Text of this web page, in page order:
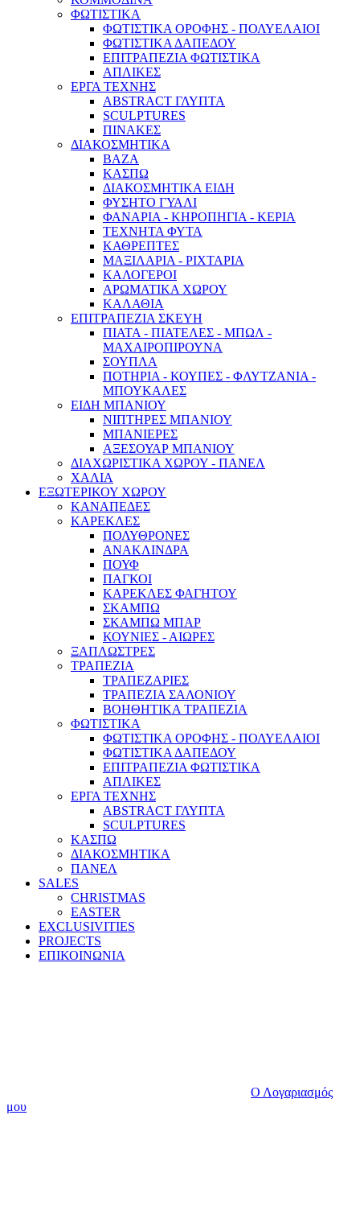
ΦΩΤΙΣΤΙΚΑ
ΦΩΤΙΣΤΙΚΑ ΟΡΟΦΗΣ - ΠΟΛΥΕΛΑΙΟΙ
ΦΩΤΙΣΤΙΚΑ ΔΑΠΕΔΟΥ
ΕΠΙΤΡΑΠΕΖΙΑ ΦΩΤΙΣΤΙΚΑ
ΑΠΛΙΚΕΣ
ΕΡΓΑ ΤΕΧΝΗΣ
ABSTRACT ΓΛΥΠΤΑ
SCULPTURES
ΠΙΝΑΚΕΣ
ΔΙΑΚΟΣΜΗΤΙΚΑ
ΒΑΖΑ
ΚΑΣΠΩ
ΔΙΑΚΟΣΜΗΤΙΚΑ ΕΙΔΗ
ΦΥΣΗΤΟ ΓΥΑΛΙ
ΦΑΝΑΡΙΑ - ΚΗΡΟΠΗΓΙΑ - ΚΕΡΙΑ
ΤΕΧΝΗΤΑ ΦΥΤΑ
ΚΑΘΡΕΠΤΕΣ
ΜΑΞΙΛΑΡΙΑ - ΡΙΧΤΑΡΙΑ
ΚΑΛΟΓΕΡΟΙ
ΑΡΩΜΑΤΙΚΑ ΧΩΡΟΥ
ΚΑΛΑΘΙΑ
ΕΠΙΤΡΑΠΕΖΙΑ ΣΚΕΥΗ
ΠΙΑΤΑ - ΠΙΑΤΕΛΕΣ - ΜΠΩΛ -
ΜΑΧΑΙΡΟΠΙΡΟΥΝΑ
ΣΟΥΠΛΑ
ΠΟΤΗΡΙΑ - ΚΟΥΠΕΣ - ΦΛΥΤΖΑΝΙΑ -
ΜΠΟΥΚΑΛΕΣ
ΕΙΔΗ ΜΠΑΝΙΟΥ
ΝΙΠΤΗΡΕΣ ΜΠΑΝΙΟΥ
ΜΠΑΝΙΕΡΕΣ
ΑΞΕΣΟΥΑΡ ΜΠΑΝΙΟΥ
ΔΙΑΧΩΡΙΣΤΙΚΑ ΧΩΡΟΥ - ΠΑΝΕΛ
ΧΑΛΙΑ
ΕΞΩΤΕΡΙΚΟΥ ΧΩΡΟΥ
ΚΑΝΑΠΕΔΕΣ
ΚΑΡΕΚΛΕΣ
ΠΟΛΥΘΡΟΝΕΣ
ΑΝΑΚΛΙΝΔΡΑ
ΠΟΥΦ
ΠΑΓΚΟΙ
ΚΑΡΕΚΛΕΣ ΦΑΓΗΤΟΥ
ΣΚΑΜΠΩ
ΣΚΑΜΠΩ ΜΠΑΡ
ΚΟΥΝΙΕΣ - ΑΙΩΡΕΣ
ΞΑΠΛΩΣΤΡΕΣ
ΤΡΑΠΕΖΙΑ
ΤΡΑΠΕΖΑΡΙΕΣ
ΤΡΑΠΕΖΙΑ ΣΑΛΟΝΙΟΥ
ΒΟΗΘΗΤΙΚΑ ΤΡΑΠΕΖΙΑ
ΦΩΤΙΣΤΙΚΑ
ΦΩΤΙΣΤΙΚΑ ΟΡΟΦΗΣ - ΠΟΛΥΕΛΑΙΟΙ
ΦΩΤΙΣΤΙΚΑ ΔΑΠΕΔΟΥ
ΕΠΙΤΡΑΠΕΖΙΑ ΦΩΤΙΣΤΙΚΑ
ΑΠΛΙΚΕΣ
ΕΡΓΑ ΤΕΧΝΗΣ
ABSTRACT ΓΛΥΠΤΑ
SCULPTURES
ΚΑΣΠΩ
ΔΙΑΚΟΣΜΗΤΙΚΑ
ΠΑΝΕΛ
SALES
CHRISTMAS
EASTER
EXCLUSIVITIES
PROJECTS
ΕΠΙΚΟΙΝΩΝΙΑ
Ο Λογαριασμός
μου